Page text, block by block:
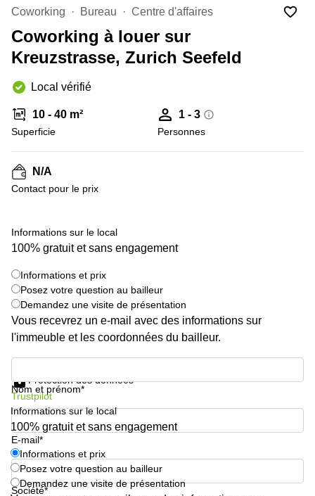
Genève
Coworking
Lausanne
Basel
Coworking
Lugano
Coworking
Coworking
Nyon
Versoix
Coworking
Meyrin
Salle
réunion
Salles
de
réunion
Genève
Salle de
réunion
Lausanne
Rue de
la Cité
1
Genève
Place
de la
12
Genève
Rue de la
Corraterie
5 Genève
Bamba
1-3
Genève
Rue de
Lausanne
69
Genève
Avenue
Genève
Quai
de l’Ile
13
Genève
Suisse
Coworking Bureau Centre d'affaires
Coworking à louer sur
Kreuzstrasse, Zurich Seefeld
Local vérifié
10 - 40 m²
Superficie
1 - 3
Personnes
N/A
Contact pour le prix
Informations sur le local
100% gratuit et sans engagement
Informations et prix
Posez votre question au bailleur
Demandez une visite de présentation
Vous recevrez un e-mail avec des informations sur
l'immeuble et les coordonnées du bailleur.
Nom et prénom*
E-mail*
Société*
Protection des données
Trustpilot
Informations sur le local
100% gratuit et sans engagement
Informations et prix
Posez votre question au bailleur
Demandez une visite de présentation